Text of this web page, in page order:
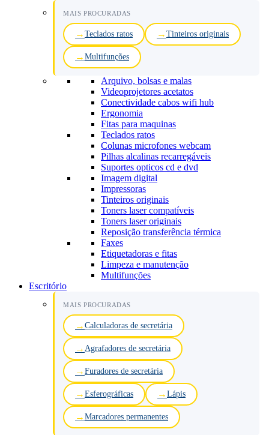
MAIS PROCURADAS
Teclados ratos Tinteiros originais
Multifunções
Arquivo, bolsas e malas
Videoprojetores acetatos
Conectividade cabos wifi hub
Ergonomia
Fitas para maquinas
Teclados ratos
Colunas microfones webcam
Pilhas alcalinas recarregáveis
Suportes opticos cd e dvd
Imagem digital
Impressoras
Tinteiros originais
Toners laser compatíveis
Toners laser originais
Reposição transferência térmica
Faxes
Etiquetadoras e fitas
Limpeza e manutenção
Multifunções
Escritório
MAIS PROCURADAS
Calculadoras de secretária
Agrafadores de secretária
Furadores de secretária
Esferográficas Lápis
Marcadores permanentes